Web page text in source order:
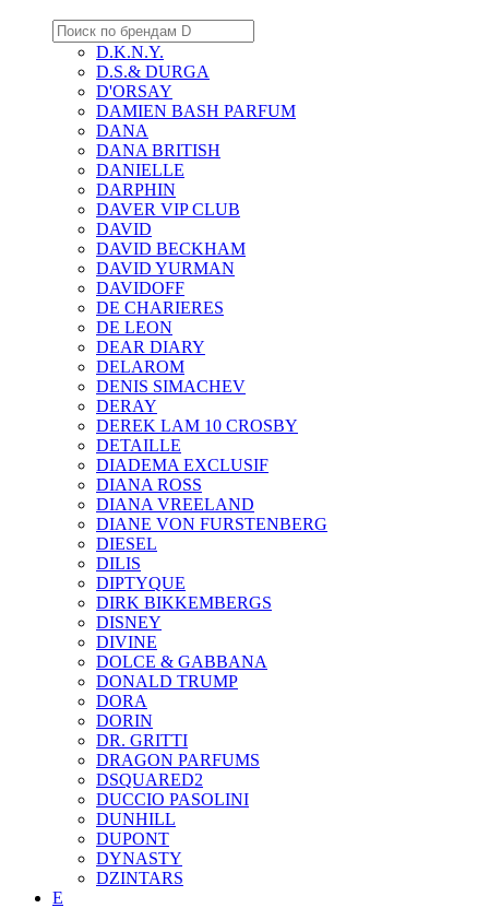
D.K.N.Y.
D.S.& DURGA
D'ORSAY
DAMIEN BASH PARFUM
DANA
DANA BRITISH
DANIELLE
DARPHIN
DAVER VIP CLUB
DAVID
DAVID BECKHAM
DAVID YURMAN
DAVIDOFF
DE CHARIERES
DE LEON
DEAR DIARY
DELAROM
DENIS SIMACHEV
DERAY
DEREK LAM 10 CROSBY
DETAILLE
DIADEMA EXCLUSIF
DIANA ROSS
DIANA VREELAND
DIANE VON FURSTENBERG
DIESEL
DILIS
DIPTYQUE
DIRK BIKKEMBERGS
DISNEY
DIVINE
DOLCE & GABBANA
DONALD TRUMP
DORA
DORIN
DR. GRITTI
DRAGON PARFUMS
DSQUARED2
DUCCIO PASOLINI
DUNHILL
DUPONT
DYNASTY
DZINTARS
E